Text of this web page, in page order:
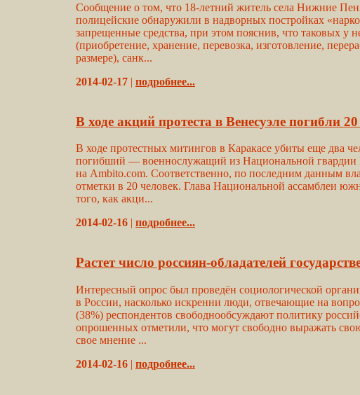
Сообщение о том, что 18-летний житель села Нижние
полицейские обнаружили в надворных постройках
запрещенные средства, при этом пояснив, что таковых у
(приобретение, хранение, перевозка, изготовление,
размере), санк...
2014-02-17 | подробнее...
В ходе акций протеста в Венесуэле погибли
В ходе протестных митингов в Каракасе убиты еще два
погибший — военнослужащий из Национальной гвардии
на Ambito.com. Соответственно, по последним данным
отметки в 20 человек. Глава Национальной ассамблеи
того, как акци...
2014-02-16 | подробнее...
Растет число россиян-обладателей
Интересный опрос был проведён социологической
в России, насколько искренни люди, отвечающие на
(38%) респондентов свободнообсуждают политику
опрошенных отметили, что могут свободно выражать
свое мнение ...
2014-02-16 | подробнее...